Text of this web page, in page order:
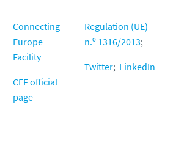
Connecting
Europe
Facility
CEF official
page
Regulation (UE)
n.º 1316/2013;
Twitter; LinkedIn